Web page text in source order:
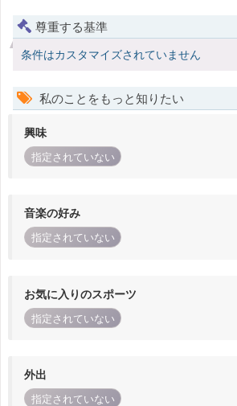
尊重する基準
条件はカスタマイズされていません
私のことをもっと知りたい
興味
指定されていない
音楽の好み
指定されていない
お気に入りのスポーツ
指定されていない
外出
指定されていない